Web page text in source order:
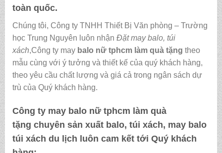
toàn quốc.
Chúng tôi, Công ty TNHH Thiết Bị Văn phòng – Trường
học Trung Nguyên luôn nhận Đặt may balo, túi
xách,Công ty may balo nữ tphcm làm quà tặng theo
mẫu cùng với ý tưởng và thiết kế của quý khách hàng,
theo yêu cầu chất lượng và giá cả trong ngân sách dự
trù của Quý khách hàng.
Công ty may balo nữ tphcm làm quà
tặng chuyên sản xuất balo, túi xách, may balo
túi xách du lịch luôn cam kết tới Quý khách